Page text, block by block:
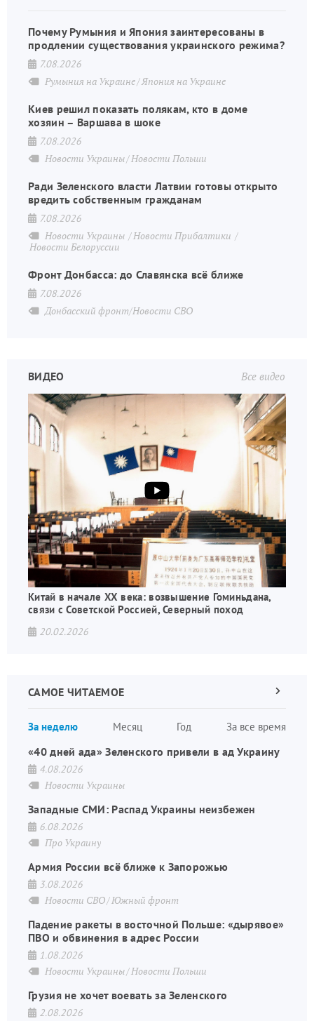
Почему Румыния и Япония заинтересованы в
продлении существования украинского режима?
7.08.2026
Румыния на Украине Япония на Украине
Киев решил показать полякам, кто в доме
хозяин – Варшава в шоке
7.08.2026
Новости Украины Новости Польши
Ради Зеленского власти Латвии готовы открыто
вредить собственным гражданам
7.08.2026
Новости Украины
Новости Прибалтики
Новости Белоруссии
Фронт Донбасса: до Славянска всё ближе
7.08.2026
Донбасский фронт/Новости СВО
Все видео
ВИДЕО
Китай в начале XX века: возвышение Гоминьдана,
связи с Советской Россией, Северный поход
20.02.2026
САМОЕ ЧИТАЕМОЕ
За неделю Месяц Год За все время
Следующая
«40 дней ада» Зеленского привели в ад Украину
4.08.2026
Новости Украины
Западные СМИ: Распад Украины неизбежен
6.08.2026
Про Украину
Армия России всё ближе к Запорожью
3.08.2026
Новости СВО Южный фронт
Падение ракеты в восточной Польше: «дырявое»
ПВО и обвинения в адрес России
1.08.2026
Новости Украины Новости Польши
Грузия не хочет воевать за Зеленского
2.08.2026